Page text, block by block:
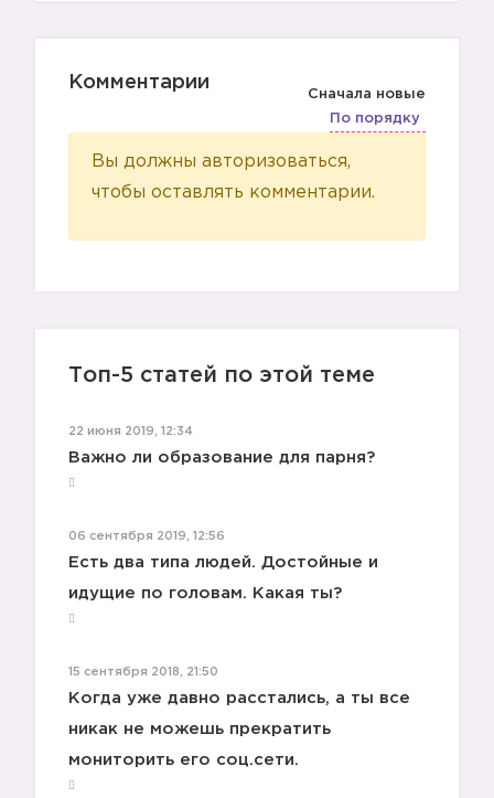
Комментарии
Сначала новые
По порядку
Вы должны авторизоваться,
чтобы оставлять комментарии.
Топ-5 статей по этой теме
22 июня 2019, 12:34
Важно ли образование для парня?
06 сентября 2019, 12:56
Есть два типа людей. Достойные и
идущие по головам. Какая ты?
15 сентября 2018, 21:50
Когда уже давно расстались, а ты все
никак не можешь прекратить
мониторить его соц.сети.